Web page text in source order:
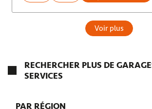
Voir plus
RECHERCHER PLUS DE
SERVICES
PAR RÉGION